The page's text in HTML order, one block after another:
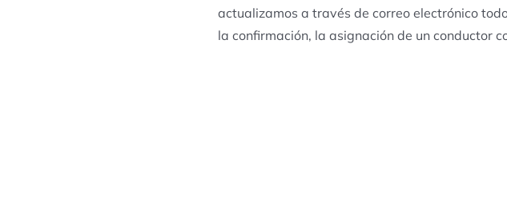
actualizamos a través de correo electrónico
la confirmación, la asignación de un conductor